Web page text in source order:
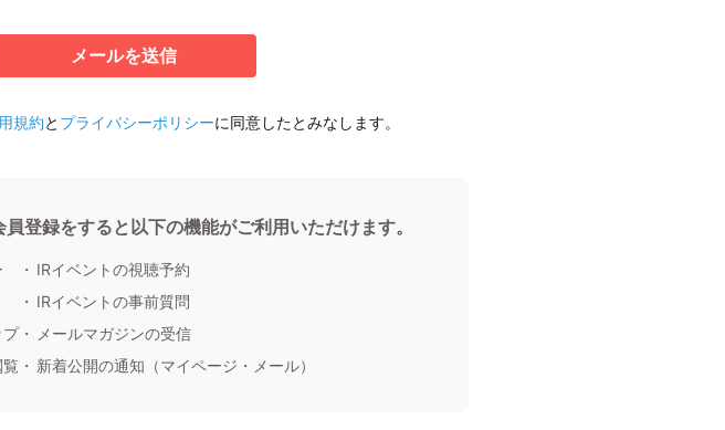
メールを送信
規約と プライバシーポリシーに同意したとみなします。
登録をすると以下の機能がご利用いただけます。
プ
IRイベントの視聴予約
IRイベントの事前質問
メールマガジンの受信
新着公開の通知（マイページ・メール）